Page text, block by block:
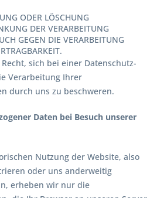
ODER LÖSCHUNG
DER VERARBEITUNG
GEGEN DIE VERARBEITUNG
sich bei einer Datenschutz-
Verarbeitung Ihrer
durch uns zu beschweren.
Daten bei Besuch unserer
Nutzung der Website, also
oder uns anderweitig
erheben wir nur die